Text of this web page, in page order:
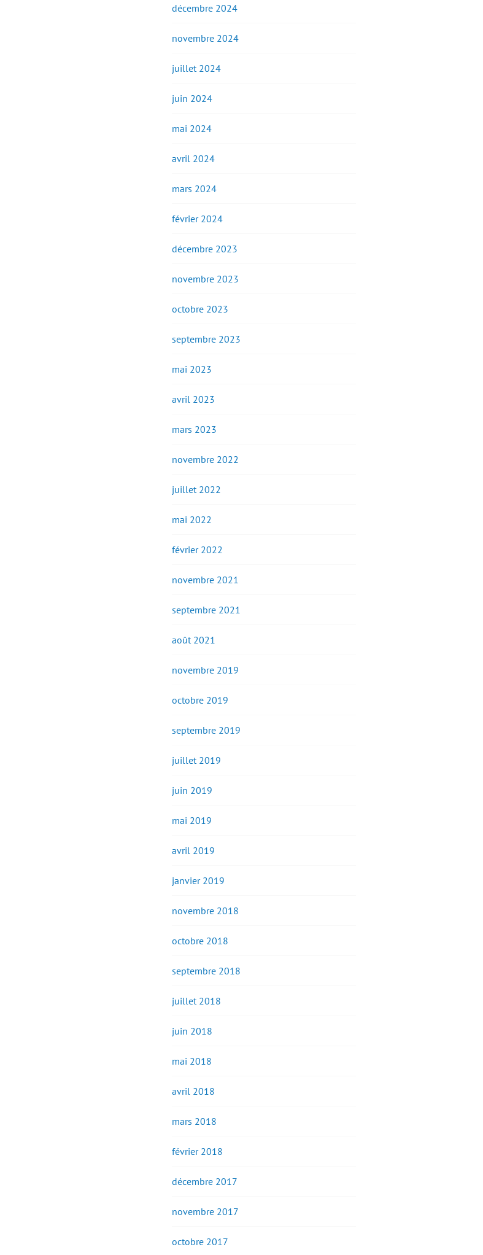
décembre 2024
novembre 2024
juillet 2024
juin 2024
mai 2024
avril 2024
mars 2024
février 2024
décembre 2023
novembre 2023
octobre 2023
septembre 2023
mai 2023
avril 2023
mars 2023
novembre 2022
juillet 2022
mai 2022
février 2022
novembre 2021
septembre 2021
août 2021
novembre 2019
octobre 2019
septembre 2019
juillet 2019
juin 2019
mai 2019
avril 2019
janvier 2019
novembre 2018
octobre 2018
septembre 2018
juillet 2018
juin 2018
mai 2018
avril 2018
mars 2018
février 2018
décembre 2017
novembre 2017
octobre 2017